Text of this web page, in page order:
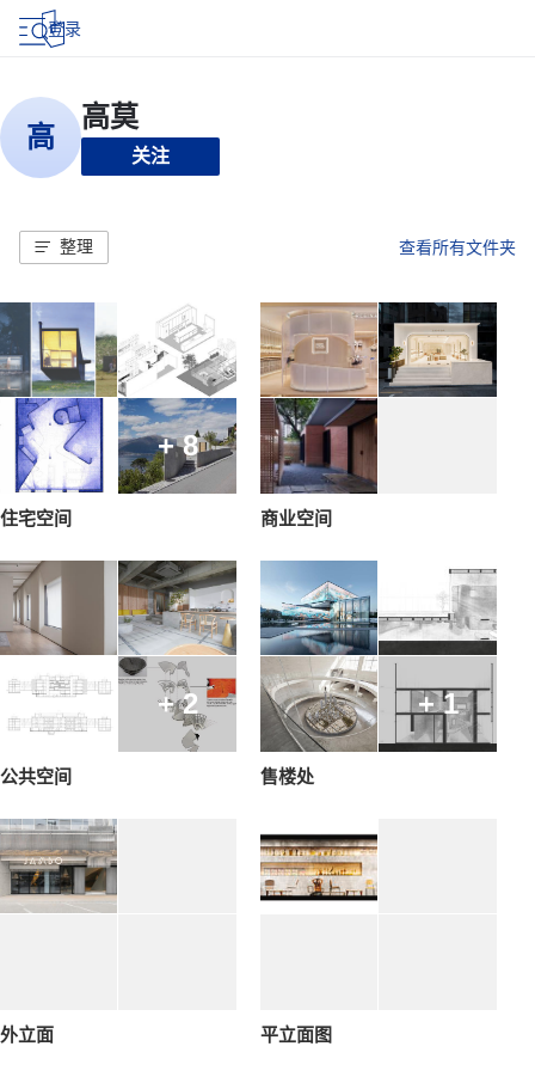
登录
关注
整理 查看所有文件夹
+ 8
住宅空间 商业空间
+ 2
公共空间
+ 1
售楼处
外立面 平立面图